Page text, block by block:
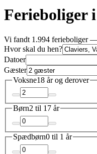
Ferieboliger
Vi fandt 1.994 ferieboliger
Hvor skal du hen?
Datoer
Gæster
Voksne18 år og derover
Børn2 til 17 år
Spædbørn0 til 1 år